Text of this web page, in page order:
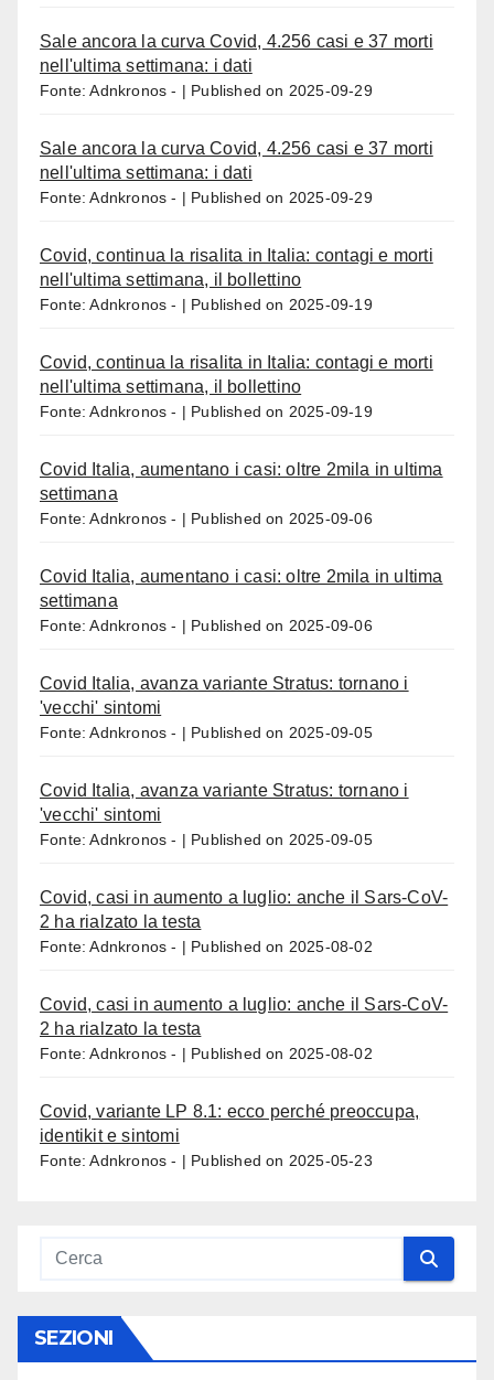
Sale ancora la curva Covid, 4.256 casi e 37 morti
nell'ultima settimana: i dati
Fonte: Adnkronos - Published on 2025-09-29
Sale ancora la curva Covid, 4.256 casi e 37 morti
nell'ultima settimana: i dati
Fonte: Adnkronos - Published on 2025-09-29
Covid, continua la risalita in Italia: contagi e morti
nell'ultima settimana, il bollettino
Fonte: Adnkronos - Published on 2025-09-19
Covid, continua la risalita in Italia: contagi e morti
nell'ultima settimana, il bollettino
Fonte: Adnkronos - Published on 2025-09-19
Covid Italia, aumentano i casi: oltre 2mila in ultima
settimana
Fonte: Adnkronos - Published on 2025-09-06
Covid Italia, aumentano i casi: oltre 2mila in ultima
settimana
Fonte: Adnkronos - Published on 2025-09-06
Covid Italia, avanza variante Stratus: tornano i
'vecchi' sintomi
Fonte: Adnkronos - Published on 2025-09-05
Covid Italia, avanza variante Stratus: tornano i
'vecchi' sintomi
Fonte: Adnkronos - Published on 2025-09-05
Covid, casi in aumento a luglio: anche il Sars-CoV-
2 ha rialzato la testa
Fonte: Adnkronos - Published on 2025-08-02
Covid, casi in aumento a luglio: anche il Sars-CoV-
2 ha rialzato la testa
Fonte: Adnkronos - Published on 2025-08-02
Covid, variante LP 8.1: ecco perché preoccupa,
identikit e sintomi
Fonte: Adnkronos - Published on 2025-05-23
SEZIONI